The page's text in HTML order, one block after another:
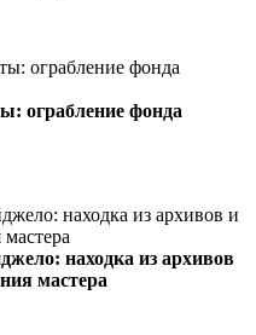
ограбление фонда
находка из архивов
мастера